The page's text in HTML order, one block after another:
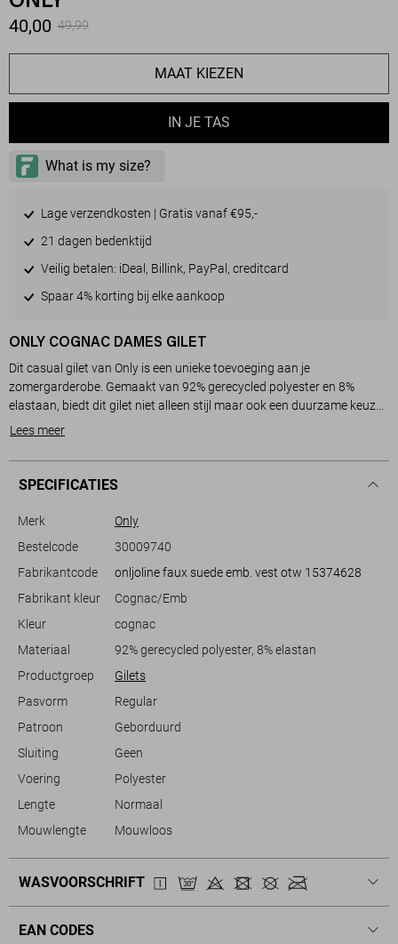
40,00 49,99
MAAT KIEZEN
IN JE TAS
Lage verzendkosten | Gratis vanaf €95,-
21 dagen bedenktijd
Veilig betalen: iDeal, Billink, PayPal, creditcard
Spaar 4% korting bij elke aankoop
ONLY COGNAC DAMES GILET
Dit casual gilet van Only is een unieke toevoeging aan je
zomergarderobe. Gemaakt van 92% gerecycled polyester en 8%
elastaan, biedt dit gilet niet alleen stijl maar ook een duurzame keuze.
Het gilet heeft een regular fit en is ontworpen zonder sluiting,
T-shirt. De subtiele V-hals draagt bij aan de verfijnde uitstraling, terwijl
het geborduurde patroon langs de randen een speelse touch geeft.
makkelijk te combineren is met verschillende kleuren.
dit gilet is veelzijdig genoeg om bij elke gelegenheid te passen. Draag
het met een lichte broek voor een luchtige, zomerse look of met een
jeans voor een meer casual uitstraling. Dankzij de normale lengte en
Het is een perfect kledingstuk voor de modebewuste vrouw die
waarde hecht aan zowel comfort als een milieubewuste keuze.
Lees meer
SPECIFICATIES
Merk
Only
Bestelcode
30009740
Fabrikantcode
onljoline faux suede emb. vest otw 15374628
Fabrikant kleur
Cognac/Emb
Kleur
cognac
Materiaal
92% gerecycled polyester, 8% elastan
Productgroep
Gilets
Pasvorm
Regular
Patroon
Geborduurd
Sluiting
Geen
Voering
Polyester
Lengte
Normaal
Mouwlengte
Mouwloos
WASVOORSCHRIFT
EAN CODES